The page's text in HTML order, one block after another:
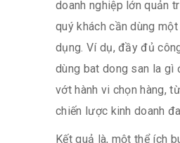
doanh nghiệp lớn quản
quý khách cần dùng
dụng. Ví dụ, đầy đủ
dùng bat dong san la gì
vớt hành vi chọn hàng,
chiến lược kinh doanh
Kết quả là, một thể ích